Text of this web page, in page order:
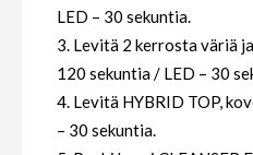
LED – 30 sekuntia.
3. Levitä 2 kerrosta väriä
120 sekuntia / LED – 30
4. Levitä HYBRID TOP,
– 30 sekuntia.